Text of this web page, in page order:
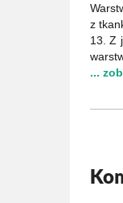
z
13. Z
...